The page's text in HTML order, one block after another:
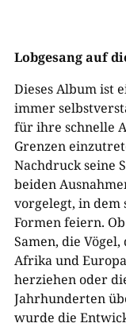
Lobgesang auf
Dieses Album ist
immer
für ihre schnelle
Grenzen
Nachdruck seine
beiden
vorgelegt, in
Formen feiern.
Samen, die
Afrika und
herziehen oder
Jahrhunderten
wurde die